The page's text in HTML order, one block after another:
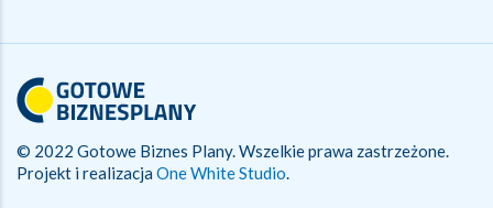
© 2022 Gotowe Biznes Plany. Wszelkie prawa zastrzeżone.
Projekt i realizacja One White Studio.